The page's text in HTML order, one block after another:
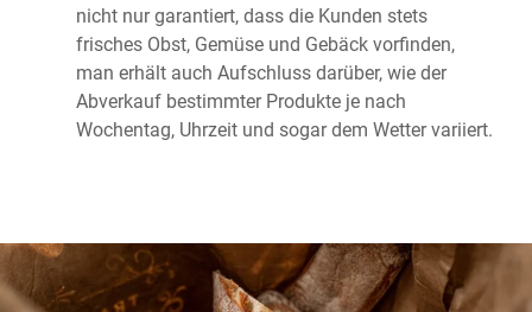
nicht nur garantiert, dass die Kunden stets
frisches Obst, Gemüse und Gebäck vorfinden,
man erhält auch Aufschluss darüber, wie der
Abverkauf bestimmter Produkte je nach
Wochentag, Uhrzeit und sogar dem Wetter variiert.